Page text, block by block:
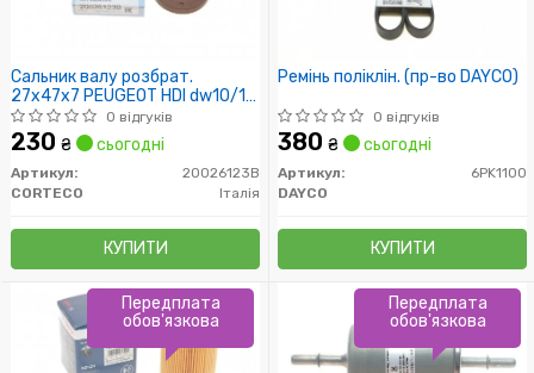
Сальник валу розбрат.
27x47x7 PEUGEOT HDI dw10/12
2.0,2.2 HD
0 відгуків
230 ₴ сьогодні
Артикул:
20026123B
CORTECO
Італія
КУПИТИ
Ремінь поліклін. (пр-во DAYCO)
0 відгуків
380 ₴ сьогодні
Артикул:
6PK1100
DAYCO
КУПИТИ
Передплата
обов'язкова
Передплата
обов'язкова